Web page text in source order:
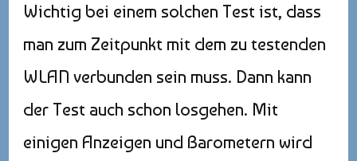
Wichtig bei einem solchen Test ist, dass
man zum Zeitpunkt mit dem zu testenden
WLAN verbunden sein muss. Dann kann
der Test auch schon losgehen. Mit
einigen Anzeigen und Barometern wird